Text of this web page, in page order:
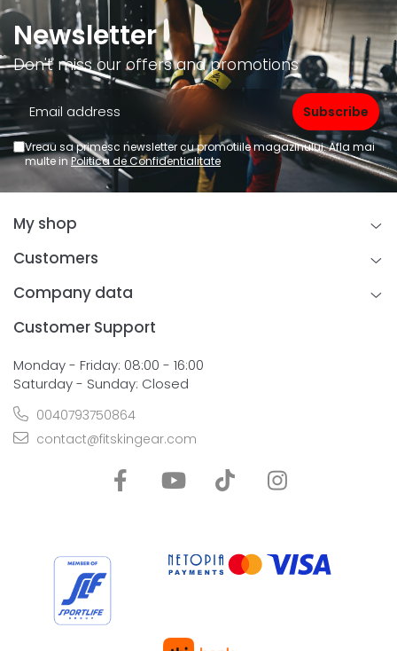
Newsletter
Don't miss our offers and promotions
Vreau sa primesc newsletter cu promotiile magazinului. Afla mai
multe inPolitica de Confidentialitate
My shop
Customers
Company data
Customer Support
Monday - Friday: 08:00 - 16:00
Saturday - Sunday: Closed
0040793750864
contact@fitskingear.com